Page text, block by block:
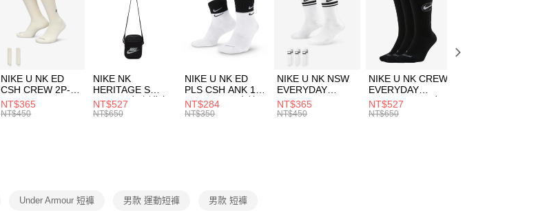
【「AFTEE先享後付」結帳流程】
１．於結帳方式選擇「AFTEE先享後付」後，將跳轉至「AFTEE先享後
付」結帳頁面，進行簡訊認證並確認金額後，即可完成結帳。
２．訂單成立數日內，您將收到繳費通知簡訊。
３．收到繳費通知簡訊後14天內，點擊此簡訊中的連結，可透過四大超商
／ATM／網路銀行／等多元方式進行付款，方視為交易完成。
※ 請注意：結帳手續完成當下不需立刻繳費，但若您需要取消訂單，請聯
絡購買商品的店家。未經商家同意取消之訂單仍視為有效，需透過AFTEE
先享後付繳納相關費用。
交易，需依本服務之必要範圍內提供個人資料，並將交易相關給付款項請
每筆NT$100，滿NT$1,500(含以上)免運費
每筆NT$100，滿NT$1,500(含以上)免運費
付款後門市自取
每筆NT$100，滿NT$1,500(含以上)免運費
NIKE U NK ED
CSH CREW 2P-
144 EMBRDY 男
女 短統襪
NT$365
NT$450
NIKE NK
HERITAGE S
SMIT 男女 側背包
BA5871010
NT$527
NT$650
NIKE U NK ED
PLS CSH ANK 1P
144 DBL 男 中統
襪 DH4058104
NT$284
NT$350
NIKE U NK NSW
EVERYDAY
ESSENTIAL CR
男女 短統襪
NT$365
NT$450
NIKE U NK CREW
EVERYDAY
BBALL 3PR 男女
長統襪
NT$527
NT$650
Under Armour 短褲 男款 運動短褲 男款 短褲